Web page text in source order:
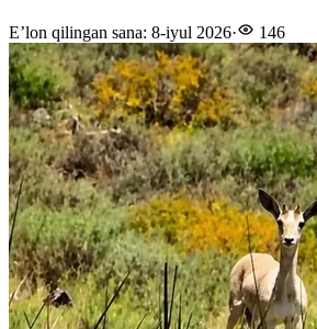
E’lon qilingan sana: 8-iyul 2026· 146